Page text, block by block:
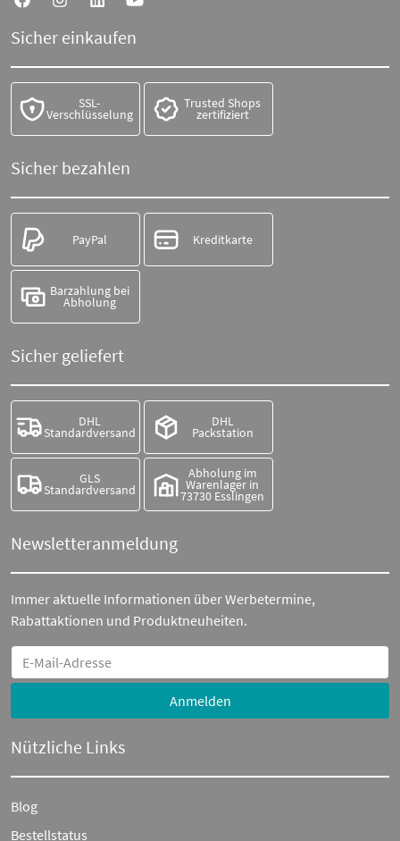
Sicher einkaufen
SSL-
Verschlüsselung
Trusted Shops
zertifiziert
Sicher bezahlen
PayPal Kreditkarte
Barzahlung bei
Abholung
Sicher geliefert
DHL
Standardversand
DHL
Packstation
GLS
Standardversand
Abholung im
Warenlager in
73730 Esslingen
Newsletteranmeldung
Immer aktuelle Informationen über Werbetermine,
Rabattaktionen und Produktneuheiten.
Anmelden
Nützliche Links
Blog
Bestellstatus